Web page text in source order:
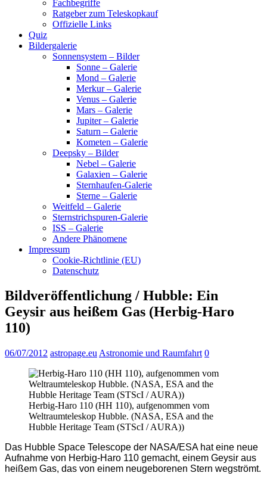
Fachbegriffe
Ratgeber zum Teleskopkauf
Offizielle Links
Quiz
Bildergalerie
Sonnensystem – Bilder
Sonne – Galerie
Mond – Galerie
Merkur – Galerie
Venus – Galerie
Mars – Galerie
Jupiter – Galerie
Saturn – Galerie
Kometen – Galerie
Deepsky – Bilder
Nebel – Galerie
Galaxien – Galerie
Sternhaufen-Galerie
Sterne – Galerie
Weitfeld – Galerie
Sternstrichspuren-Galerie
ISS – Galerie
Andere Phänomene
Impressum
Cookie-Richtlinie (EU)
Datenschutz
Bildveröffentlichung / Hubble: Ein
Geysir aus heißem Gas (Herbig-Haro
110)
06/07/2012 astropage.eu Astronomie und Raumfahrt 0
Herbig-Haro 110 (HH 110), aufgenommen vom
Weltraumteleskop Hubble. (NASA, ESA and the
Hubble Heritage Team (STScI / AURA))
Das Hubble Space Telescope der NASA/ESA hat eine neue
Aufnahme von Herbig-Haro 110 gemacht, einem Geysir aus
heißem Gas, das von einem neugeborenen Stern wegströmt.